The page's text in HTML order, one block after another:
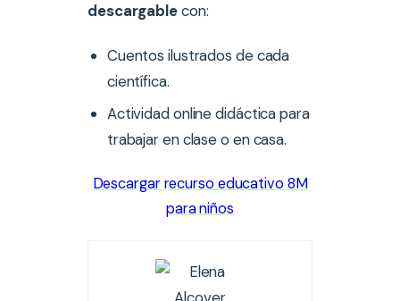
descargablecon:
Cuentos ilustrados de cada
científica.
Actividad online didáctica para
trabajar en clase o en casa.
Descargar recurso educativo 8M
para niños